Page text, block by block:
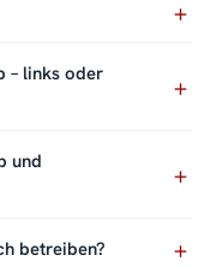
– links oder
und
betreiben?